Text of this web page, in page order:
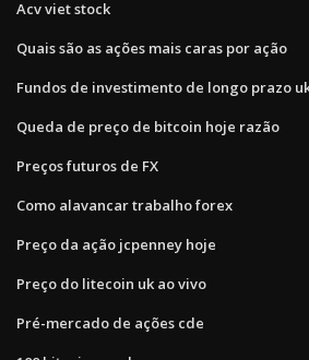
Acv viet stock
Quais são as ações mais caras por ação
Fundos de investimento de longo prazo
Queda de preço de bitcoin hoje razão
Preços futuros de FX
Como alavancar trabalho forex
Preço da ação jcpenney hoje
Preço do litecoin uk ao vivo
Pré-mercado de ações cde